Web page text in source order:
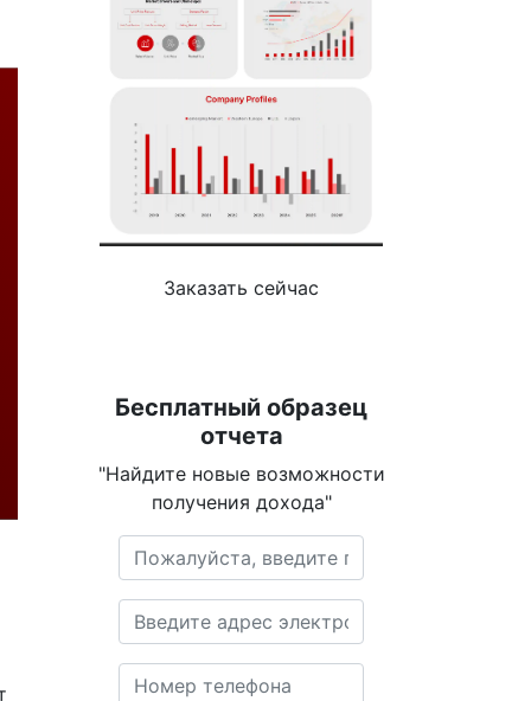
Заказать сейчас
Бесплатный образец
отчета
"Найдите новые возможности
получения дохода"